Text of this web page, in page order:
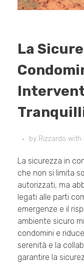
La
by Rizzardo with
La sicurezza in
che non si limita
autorizzati, ma
legati alle parti
emergenze e il
ambiente sicuro
condomini e
serenità e la
garantire la